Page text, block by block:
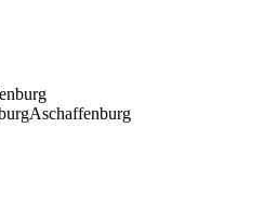
Aschaffenburg